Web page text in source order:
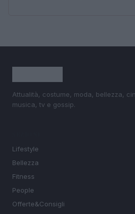
Attualità, costume, moda, bellezza,
musica, tv e gossip.
Lifestyle
Bellezza
Fitness
People
Offerte&Consigli